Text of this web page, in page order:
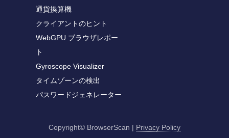
通貨換算機
クライアントのヒント
WebGPU ブラウザレポー
ト
Gyroscope Visualizer
タイムゾーンの検出
パスワードジェネレーター
Copyright© BrowserScan | Privacy Policy